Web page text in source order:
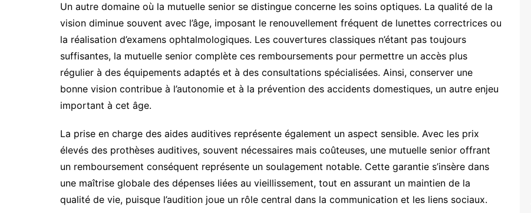
Un autre domaine où la mutuelle senior se distingue concerne les soins optiques. La qualité de la
vision diminue souvent avec l’âge, imposant le renouvellement fréquent de lunettes correctrices ou
la réalisation d’examens ophtalmologiques. Les couvertures classiques n’étant pas toujours
suffisantes, la mutuelle senior complète ces remboursements pour permettre un accès plus
régulier à des équipements adaptés et à des consultations spécialisées. Ainsi, conserver une
bonne vision contribue à l’autonomie et à la prévention des accidents domestiques, un autre enjeu
important à cet âge.
La prise en charge des aides auditives représente également un aspect sensible. Avec les prix
élevés des prothèses auditives, souvent nécessaires mais coûteuses, une mutuelle senior offrant
un remboursement conséquent représente un soulagement notable. Cette garantie s’insère dans
une maîtrise globale des dépenses liées au vieillissement, tout en assurant un maintien de la
qualité de vie, puisque l’audition joue un rôle central dans la communication et les liens sociaux.